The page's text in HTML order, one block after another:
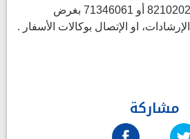
رقمي الهاتف التاليين 82102021 أو 71346061 بغرض
او الإتصال بوكالات الأسفار .
مشاركة